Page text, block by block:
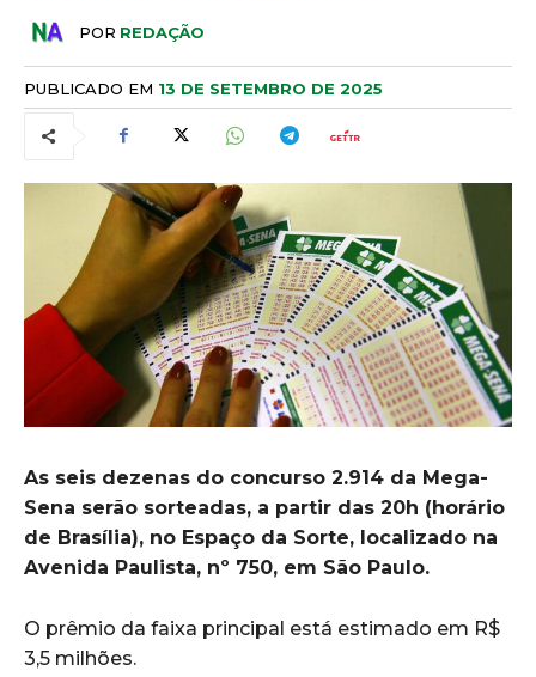
POR REDAÇÃO
PUBLICADO EM 13 DE SETEMBRO DE 2025
As seis dezenas do concurso 2.914 da Mega-
Sena serão sorteadas, a partir das 20h (horário
de Brasília), no Espaço da Sorte, localizado na
Avenida Paulista, nº 750, em São Paulo.
O prêmio da faixa principal está estimado em R$
3,5 milhões.